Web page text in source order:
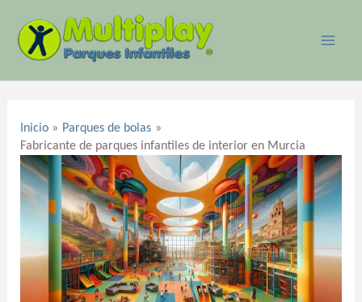
contenido
Inicio
Parques de bolas
Fabricante de parques infantiles de interior en Murcia
entradas